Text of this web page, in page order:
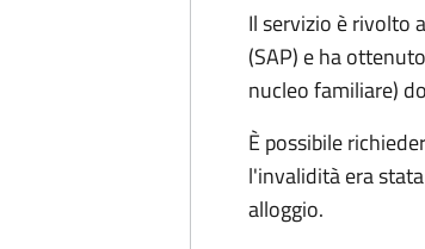
Il servizio è rivolto
(SAP) e ha
nucleo familiare)
È possibile
l'invalidità era
alloggio.